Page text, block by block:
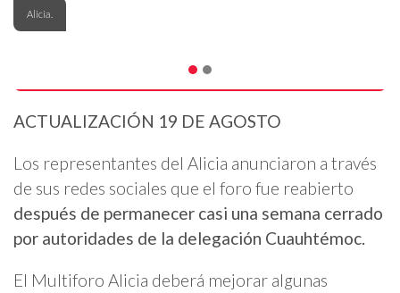
Alicia.
ACTUALIZACIÓN 19 DE AGOSTO
Los representantes del Alicia anunciaron a través
de sus redes sociales que el foro fue reabierto
después de permanecer casi una semana cerrado
por autoridades de la delegación Cuauhtémoc.
El Multiforo Alicia deberá mejorar algunas